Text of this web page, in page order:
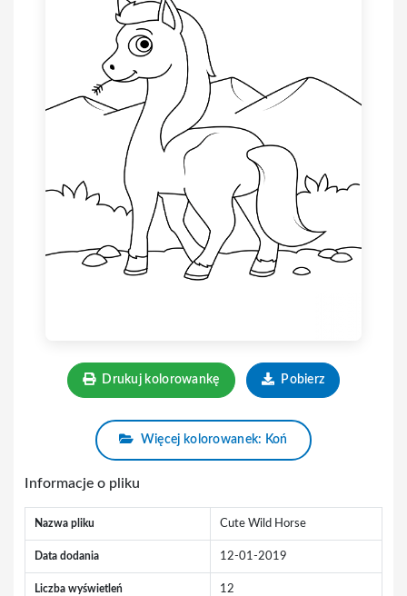
Drukuj kolorowankę Pobierz
Więcej kolorowanek: Koń
Informacje o pliku
Nazwa pliku Cute Wild Horse
Data dodania 12-01-2019
Liczba wyświetleń 12